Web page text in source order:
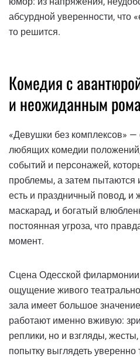
абсурдной уверенности, что
то решится.
Комедия с
и неожиданным
«Девушки без комплексов» —
любящих комедии
событий и персонажей,
проблемы, а затем пытаются
есть и праздничный повод, и
маскарад, и богатый
постоянная угроза, что
момент.
Сцена Одесской филармонии
ощущение живого
зала имеет большое
работают именно вживую:
реплики, но и взгляды,
попытку выглядеть уверенно